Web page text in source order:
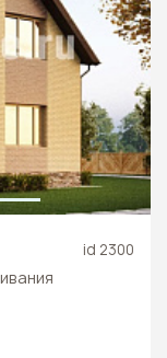
id 2300